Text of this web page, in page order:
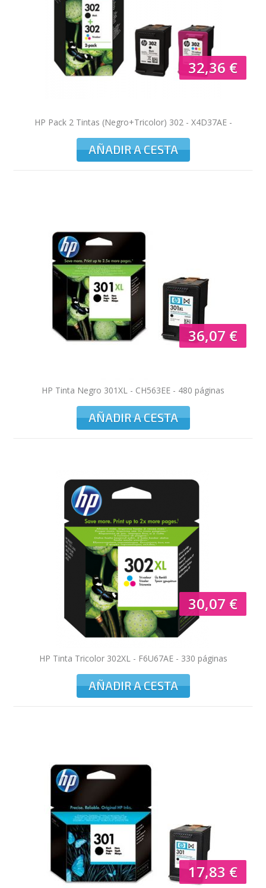
32,36 €
HP Pack 2 Tintas (Negro+Tricolor) 302 - X4D37AE -
190/165 pag. mono/color
AÑADIR A CESTA
36,07 €
HP Tinta Negro 301XL - CH563EE - 480 páginas
AÑADIR A CESTA
30,07 €
HP Tinta Tricolor 302XL - F6U67AE - 330 páginas
AÑADIR A CESTA
17,83 €